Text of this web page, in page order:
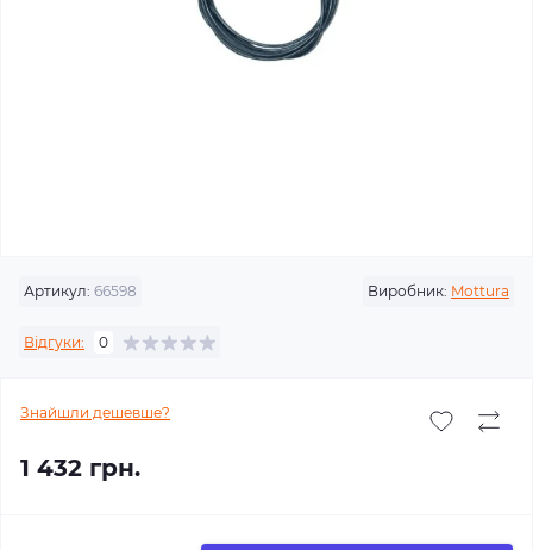
Артикул: 66598 Виробник: Mottura
Відгуки: 0
Знайшли дешевше?
1 432 грн.